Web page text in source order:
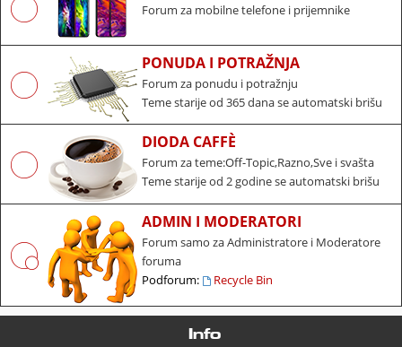
Forum za mobilne telefone i prijemnike
PONUDA I POTRAŽNJA
Forum za ponudu i potražnju
Teme starije od 365 dana se automatski brišu
DIODA CAFFÈ
Forum za teme:Off-Topic,Razno,Sve i svašta
Teme starije od 2 godine se automatski brišu
ADMIN I MODERATORI
Forum samo za Administratore i Moderatore
foruma
Podforum:
Recycle Bin
Info